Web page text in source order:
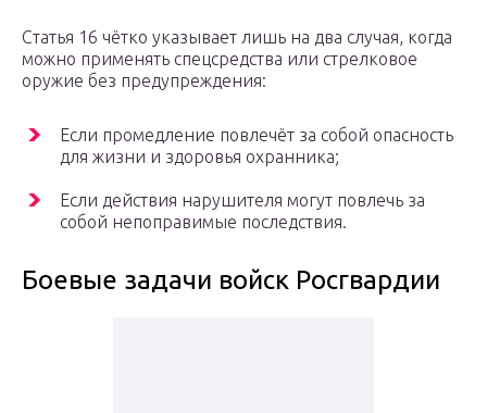
Статья 16 чётко указывает лишь на два случая, когда
можно применять спецсредства или стрелковое
оружие без предупреждения:
Если промедление повлечёт за собой опасность
для жизни и здоровья охранника;
Если действия нарушителя могут повлечь за
собой непоправимые последствия.
Боевые задачи войск Росгвардии